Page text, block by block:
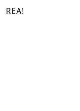
REA!